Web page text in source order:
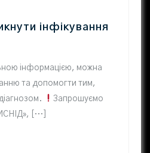
інфікування
інформацією, можна
та допомогти тим,
Запрошуємо
[…]